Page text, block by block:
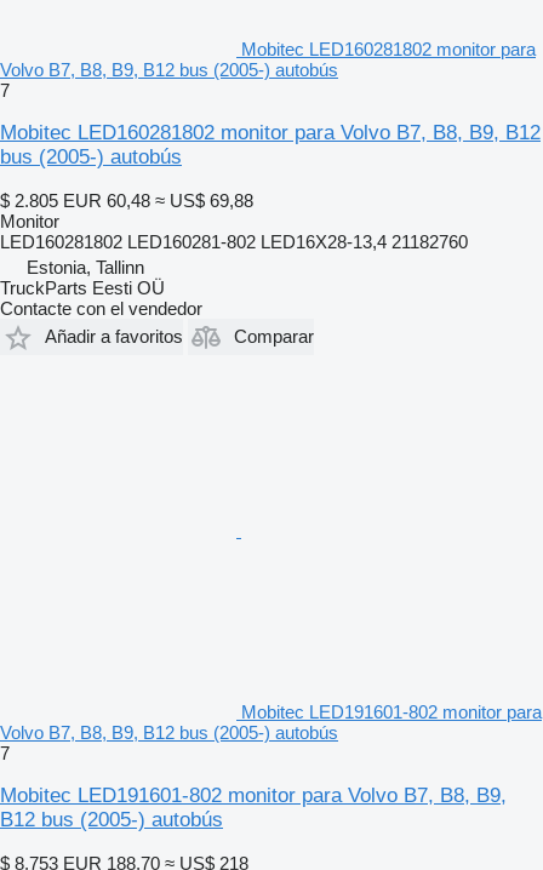
Mobitec LED160281802 monitor para
Volvo B7, B8, B9, B12 bus (2005-) autobús
7
Mobitec LED160281802 monitor para Volvo B7, B8, B9, B12
bus (2005-) autobús
$ 2.805 EUR 60,48 ≈ US$ 69,88
Monitor
LED160281802 LED160281-802 LED16X28-13,4 21182760
Estonia, Tallinn
TruckParts Eesti OÜ
Contacte con el vendedor
Añadir a favoritos
Comparar
Mobitec LED191601-802 monitor para
Volvo B7, B8, B9, B12 bus (2005-) autobús
7
Mobitec LED191601-802 monitor para Volvo B7, B8, B9,
B12 bus (2005-) autobús
$ 8.753 EUR 188,70 ≈ US$ 218